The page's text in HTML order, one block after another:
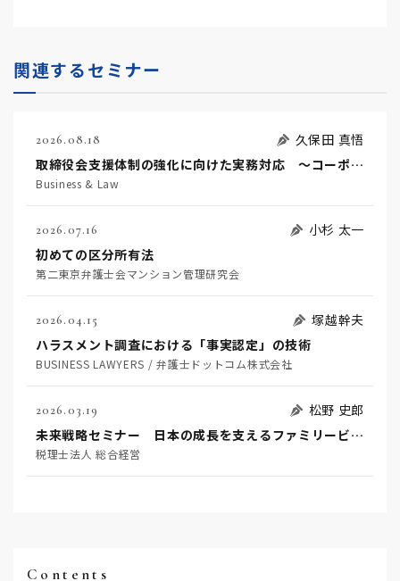
関連するセミナー
2026.08.18
久保田 真悟
取締役会支援体制の強化に向けた実務対応 ～コーポレートガバナンス・コードを踏まえた支援機能の高度化に向けて～
Business & Law
2026.07.16
小杉 太一
初めての区分所有法
第二東京弁護士会マンション管理研究会
2026.04.15
塚越幹夫
ハラスメント調査における「事実認定」の技術
BUSINESS LAWYERS / 弁護士ドットコム株式会社
2026.03.19
松野 史郎
未来戦略セミナー 日本の成長を支えるファミリービジネス
税理士法人 総合経営
Contents